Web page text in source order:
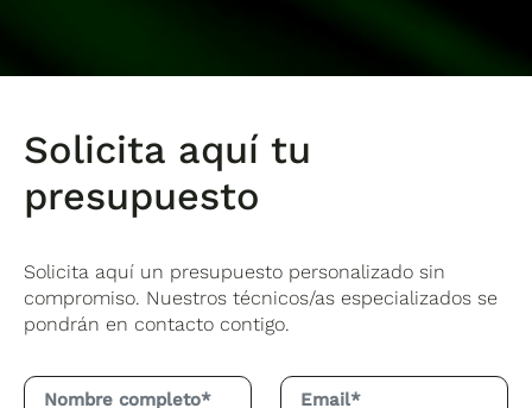
Solicita aquí tu
presupuesto
Solicita aquí un presupuesto personalizado sin
compromiso. Nuestros técnicos/as especializados se
pondrán en contacto contigo.